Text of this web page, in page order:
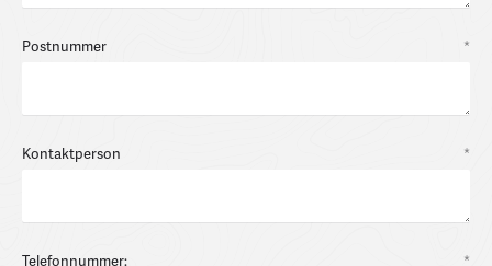
Postnummer *
Kontaktperson *
Telefonnummer: *